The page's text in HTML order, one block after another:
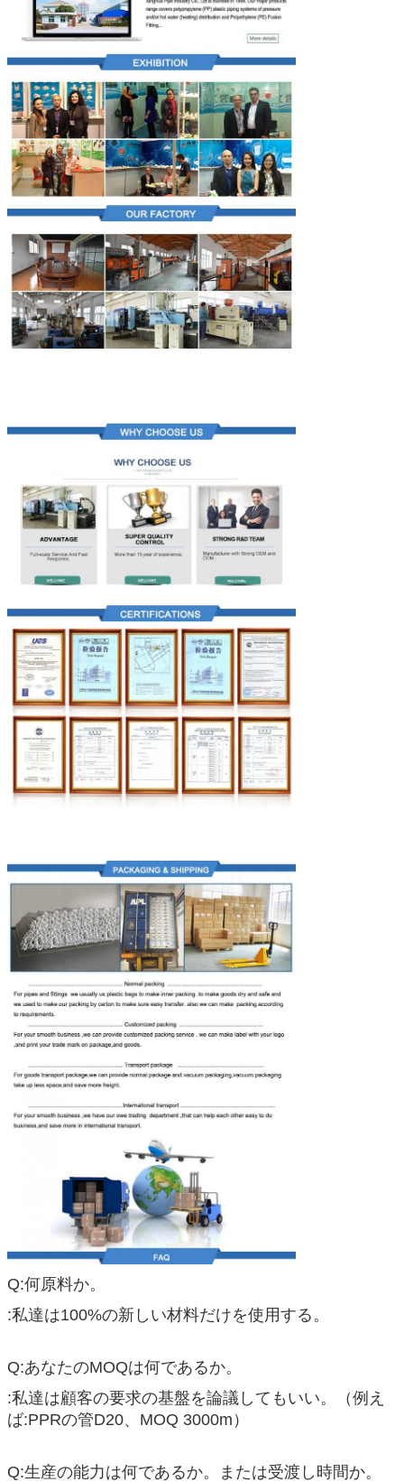
Q:何原料か。
:私達は100%の新しい材料だけを使用する。
Q:あなたのMOQは何であるか。
:私達は顧客の要求の基盤を論議してもいい。（例え
ば:PPRの管D20、MOQ 3000m）
Q:生産の能力は何であるか。または受渡し時間か。